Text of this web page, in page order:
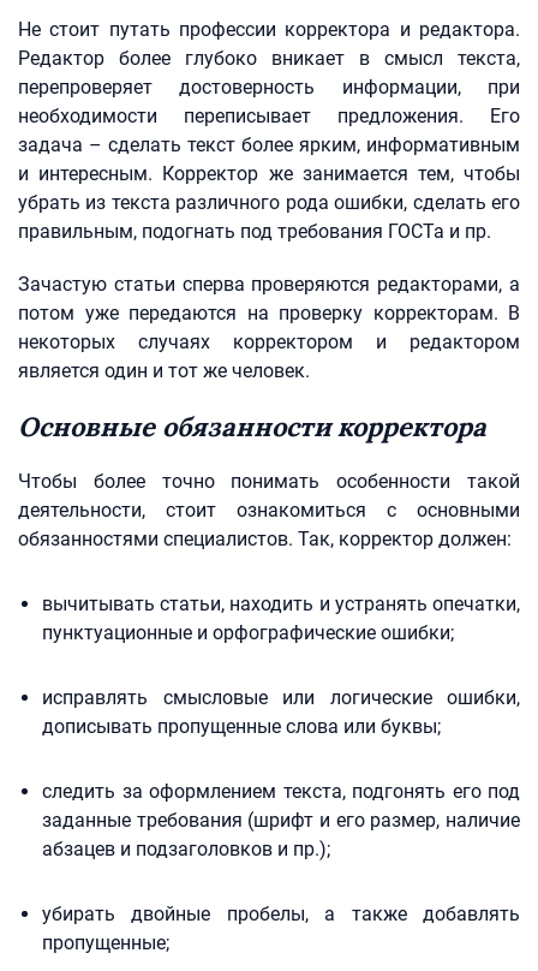
Не стоит путать профессии корректора и редактора.
Редактор более глубоко вникает в смысл текста,
перепроверяет достоверность информации, при
необходимости переписывает предложения. Его
задача – сделать текст более ярким, информативным
и интересным. Корректор же занимается тем, чтобы
убрать из текста различного рода ошибки, сделать его
правильным, подогнать под требования ГОСТа и пр.
Зачастую статьи сперва проверяются редакторами, а
потом уже передаются на проверку корректорам. В
некоторых случаях корректором и редактором
является один и тот же человек.
Основные обязанности корректора
Чтобы более точно понимать особенности такой
деятельности, стоит ознакомиться с основными
обязанностями специалистов. Так, корректор должен:
вычитывать статьи, находить и устранять опечатки,
пунктуационные и орфографические ошибки;
исправлять смысловые или логические ошибки,
дописывать пропущенные слова или буквы;
следить за оформлением текста, подгонять его под
заданные требования (шрифт и его размер, наличие
абзацев и подзаголовков и пр.);
убирать двойные пробелы, а также добавлять
пропущенные;